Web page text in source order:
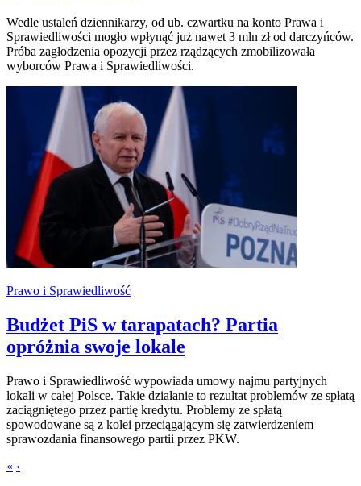
Wedle ustaleń dziennikarzy, od ub. czwartku na konto Prawa i
Sprawiedliwości mogło wpłynąć już nawet 3 mln zł od darczyńców.
Próba zagłodzenia opozycji przez rządzących zmobilizowała
wyborców Prawa i Sprawiedliwości.
Prawo i Sprawiedliwość
Budżet PiS w tarapatach? Partia
opróżnia swoje lokale
Prawo i Sprawiedliwość wypowiada umowy najmu partyjnych
lokali w całej Polsce. Takie działanie to rezultat problemów ze spłatą
zaciągniętego przez partię kredytu. Problemy ze spłatą
spowodowane są z kolei przeciągającym się zatwierdzeniem
sprawozdania finansowego partii przez PKW.
« ‹